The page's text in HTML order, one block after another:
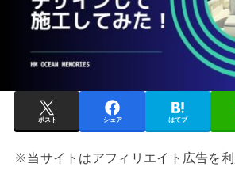
ポスト シェア はてブ
※当サイトはアフィリエイト広告を利